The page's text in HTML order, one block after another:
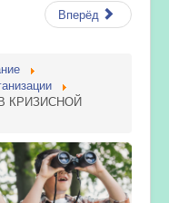
Вперёд
КРИЗИСНОЙ